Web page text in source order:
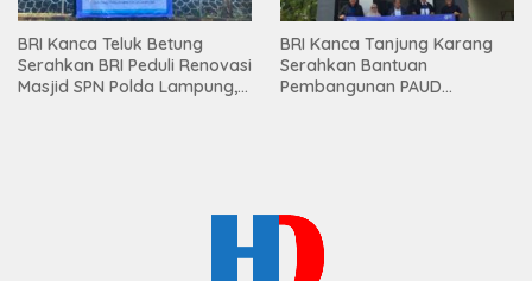
BRI Kanca Teluk Betung
Serahkan BRI Peduli Renovasi
Masjid SPN Polda Lampung,
BRI Kanca Tanjung Karang
Serahkan Bantuan
Pembangunan PAUD